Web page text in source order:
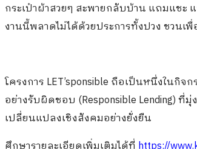
กระเป๋าผ้าสวยๆ สะพายกลับบ้าน แถมแชะ
งานนี้พลาดไม่ได้ด้วยประการทั้งปวง ชวนเ
โครงการ LET’sponsible ถือเป็นหนึ่งใน
อย่างรับผิดชอบ (Responsible Lending)
เปลี่ยนแปลงเชิงสังคมอย่างยั่งยืน